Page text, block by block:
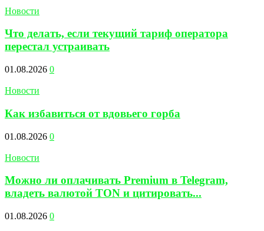
Новости
Что делать, если текущий тариф оператора
перестал устраивать
01.08.2026 0
Новости
Как избавиться от вдовьего горба
01.08.2026 0
Новости
Можно ли оплачивать Premium в Telegram,
владеть валютой TON и цитировать...
01.08.2026 0